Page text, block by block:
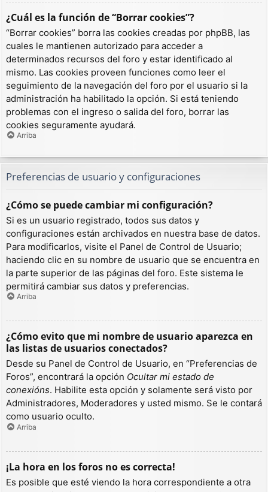
¿Cuál es la función de “Borrar cookies”?
“Borrar cookies” borra las cookies creadas por phpBB, las
cuales le mantienen autorizado para acceder a
determinados recursos del foro y estar identificado al
mismo. Las cookies proveen funciones como leer el
seguimiento de la navegación del foro por el usuario si la
administración ha habilitado la opción. Si está teniendo
problemas con el ingreso o salida del foro, borrar las
cookies seguramente ayudará.
Arriba
Preferencias de usuario y configuraciones
¿Cómo se puede cambiar mi configuración?
Si es un usuario registrado, todos sus datos y
configuraciones están archivados en nuestra base de datos.
Para modificarlos, visite el Panel de Control de Usuario;
haciendo clic en su nombre de usuario que se encuentra en
la parte superior de las páginas del foro. Este sistema le
permitirá cambiar sus datos y preferencias.
Arriba
¿Cómo evito que mi nombre de usuario aparezca en
las listas de usuarios conectados?
Desde su Panel de Control de Usuario, en “Preferencias de
Foros”, encontrará la opción Ocultar mi estado de
conexións. Habilite esta opción y solamente será visto por
Administradores, Moderadores y usted mismo. Se le contará
como usuario oculto.
Arriba
¡La hora en los foros no es correcta!
Es posible que esté viendo la hora correspondiente a otra